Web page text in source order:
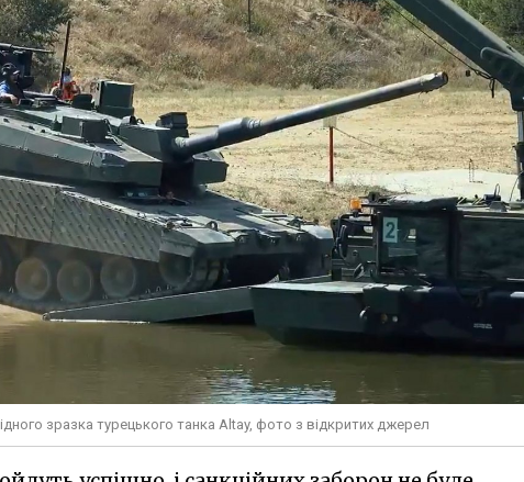
зразка турецького танка Altay, фото з відкритих джерел